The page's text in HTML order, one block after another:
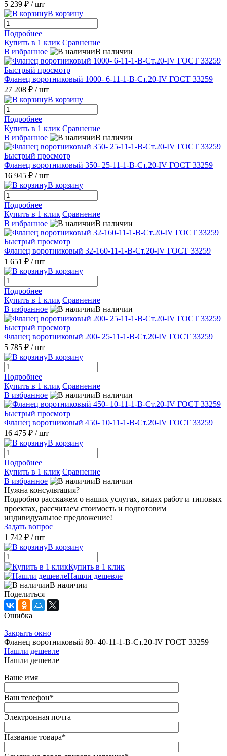
5 239 ₽ / шт
В корзину
Подробнее
Купить в 1 клик Сравнение
В избранное
В наличии
Быстрый просмотр
Фланец воротниковый 1000- 6-11-1-B-Ст.20-IV ГОСТ 33259
27 208 ₽ / шт
В корзину
Подробнее
Купить в 1 клик Сравнение
В избранное
В наличии
Быстрый просмотр
Фланец воротниковый 350- 25-11-1-B-Ст.20-IV ГОСТ 33259
16 945 ₽ / шт
В корзину
Подробнее
Купить в 1 клик Сравнение
В избранное
В наличии
Быстрый просмотр
Фланец воротниковый 32-160-11-1-B-Ст.20-IV ГОСТ 33259
1 651 ₽ / шт
В корзину
Подробнее
Купить в 1 клик Сравнение
В избранное
В наличии
Быстрый просмотр
Фланец воротниковый 200- 25-11-1-B-Ст.20-IV ГОСТ 33259
5 785 ₽ / шт
В корзину
Подробнее
Купить в 1 клик Сравнение
В избранное
В наличии
Быстрый просмотр
Фланец воротниковый 450- 10-11-1-B-Ст.20-IV ГОСТ 33259
16 475 ₽ / шт
В корзину
Подробнее
Купить в 1 клик Сравнение
В избранное
В наличии
Нужна консультация?
Подробно расскажем о наших услугах, видах работ и типовых
проектах, рассчитаем стоимость и подготовим
индивидуальное предложение!
Задать вопрос
1 742 ₽ / шт
В корзину
Купить в 1 клик
Нашли дешевле
В наличии
Поделиться
Ошибка
Закрыть окно
Фланец воротниковый 80- 40-11-1-B-Ст.20-IV ГОСТ 33259
Нашли дешевле
Нашли дешевле
Ваше имя
Ваш телефон*
Электронная почта
Название товара*